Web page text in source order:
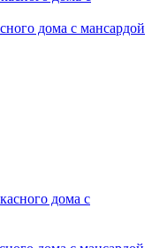
дома с мансардой